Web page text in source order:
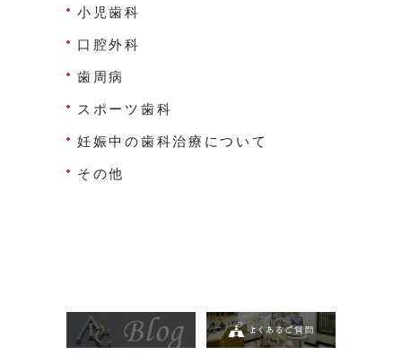
小児歯科
口腔外科
歯周病
スポーツ歯科
妊娠中の歯科治療について
その他